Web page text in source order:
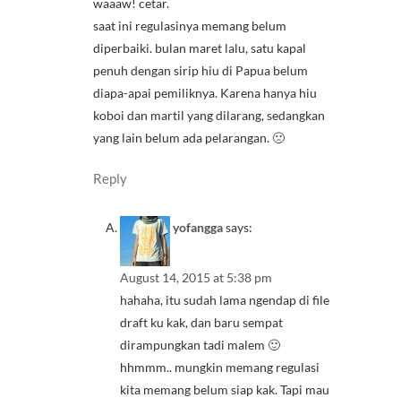
waaaw! cetar.
saat ini regulasinya memang belum
diperbaiki. bulan maret lalu, satu kapal
penuh dengan sirip hiu di Papua belum
diapa-apai pemiliknya. Karena hanya hiu
koboi dan martil yang dilarang, sedangkan
yang lain belum ada pelarangan. 🙁
Reply
yofanggasays:
August 14, 2015 at 5:38 pm
hahaha, itu sudah lama ngendap di file
draft ku kak, dan baru sempat
dirampungkan tadi malem 🙂
hhmmm.. mungkin memang regulasi
kita memang belum siap kak. Tapi mau